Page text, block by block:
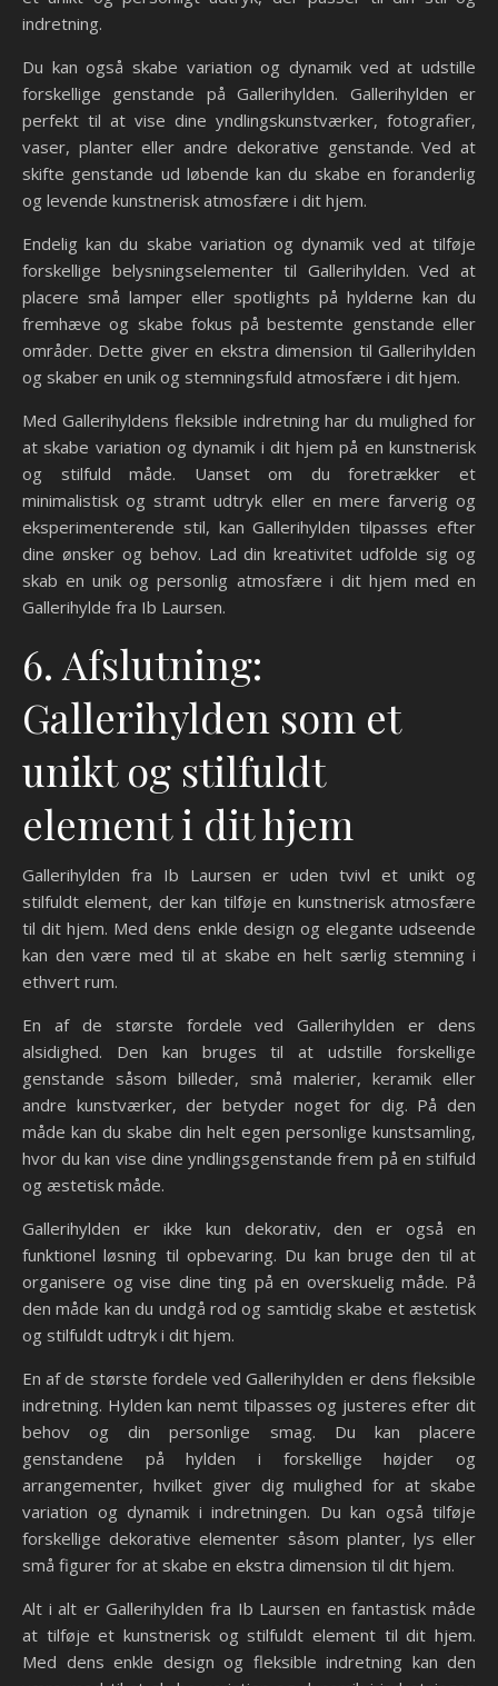
indretning.
Du kan også skabe variation og dynamik ved at udstille
forskellige genstande på Gallerihylden. Gallerihylden er
perfekt til at vise dine yndlingskunstværker, fotografier,
vaser, planter eller andre dekorative genstande. Ved at
skifte genstande ud løbende kan du skabe en foranderlig
og levende kunstnerisk atmosfære i dit hjem.
Endelig kan du skabe variation og dynamik ved at tilføje
forskellige belysningselementer til Gallerihylden. Ved at
placere små lamper eller spotlights på hylderne kan du
fremhæve og skabe fokus på bestemte genstande eller
områder. Dette giver en ekstra dimension til Gallerihylden
og skaber en unik og stemningsfuld atmosfære i dit hjem.
Med Gallerihyldens fleksible indretning har du mulighed for
at skabe variation og dynamik i dit hjem på en kunstnerisk
og stilfuld måde. Uanset om du foretrækker et
minimalistisk og stramt udtryk eller en mere farverig og
eksperimenterende stil, kan Gallerihylden tilpasses efter
dine ønsker og behov. Lad din kreativitet udfolde sig og
skab en unik og personlig atmosfære i dit hjem med en
Gallerihylde fra Ib Laursen.
6. Afslutning:
Gallerihylden som et
unikt og stilfuldt
element i dit hjem
Gallerihylden fra Ib Laursen er uden tvivl et unikt og
stilfuldt element, der kan tilføje en kunstnerisk atmosfære
til dit hjem. Med dens enkle design og elegante udseende
kan den være med til at skabe en helt særlig stemning i
ethvert rum.
En af de største fordele ved Gallerihylden er dens
alsidighed. Den kan bruges til at udstille forskellige
genstande såsom billeder, små malerier, keramik eller
andre kunstværker, der betyder noget for dig. På den
måde kan du skabe din helt egen personlige kunstsamling,
hvor du kan vise dine yndlingsgenstande frem på en stilfuld
og æstetisk måde.
Gallerihylden er ikke kun dekorativ, den er også en
funktionel løsning til opbevaring. Du kan bruge den til at
organisere og vise dine ting på en overskuelig måde. På
den måde kan du undgå rod og samtidig skabe et æstetisk
og stilfuldt udtryk i dit hjem.
En af de største fordele ved Gallerihylden er dens fleksible
indretning. Hylden kan nemt tilpasses og justeres efter dit
behov og din personlige smag. Du kan placere
genstandene på hylden i forskellige højder og
arrangementer, hvilket giver dig mulighed for at skabe
variation og dynamik i indretningen. Du kan også tilføje
forskellige dekorative elementer såsom planter, lys eller
små figurer for at skabe en ekstra dimension til dit hjem.
Alt i alt er Gallerihylden fra Ib Laursen en fantastisk måde
at tilføje et kunstnerisk og stilfuldt element til dit hjem.
Med dens enkle design og fleksible indretning kan den